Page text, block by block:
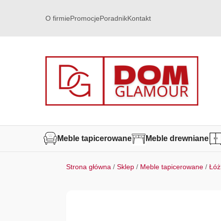
O firmiePromocjePoradnikKontakt
Meble tapicerowane Meble drewniane
Strona główna /Sklep / Meble tapicerowane /